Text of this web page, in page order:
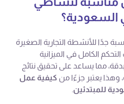
السعودية؟
جدًا للأنشطة التجارية الصغيرة
الكامل في الميزانية
مما يساعد على تحقيق نتائج
وهذا يعتبر جزءًا من كيفية عمل
للمبتدئين.